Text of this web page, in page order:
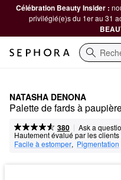
Célébration Beauty Insider :
privilégié(e)s du 1er au 31
Recherche
NATASHA DENONA
Palette de fards à
380 | Ask a
Hautement évalué par les clients
Facile à estomper, Pigmentation